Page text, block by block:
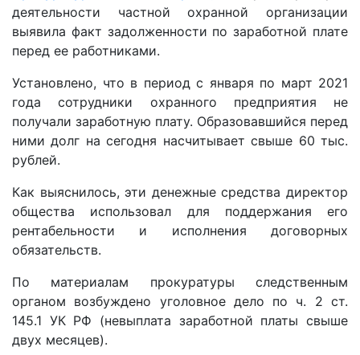
деятельности частной охранной организации
выявила факт задолженности по заработной плате
перед ее работниками.
Установлено, что в период с января по март 2021
года сотрудники охранного предприятия не
получали заработную плату. Образовавшийся перед
ними долг на сегодня насчитывает свыше 60 тыс.
рублей.
Как выяснилось, эти денежные средства директор
общества использовал для поддержания его
рентабельности и исполнения договорных
обязательств.
По материалам прокуратуры следственным
органом возбуждено уголовное дело по ч. 2 ст.
145.1 УК РФ (невыплата заработной платы свыше
двух месяцев).